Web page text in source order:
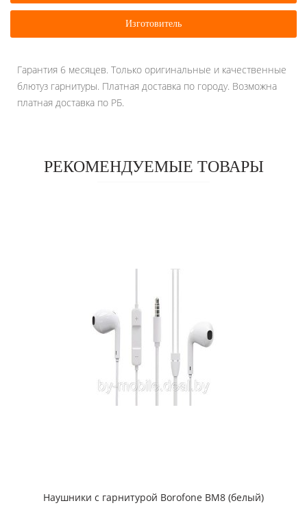
Изготовитель
Гарантия 6 месяцев. Только оригинальные и качественные
блютуз гарнитуры. Платная доставка по городу. Возможна
платная доставка по РБ.
РЕКОМЕНДУЕМЫЕ ТОВАРЫ
Наушники с гарнитурой Borofone BM8 (белый)